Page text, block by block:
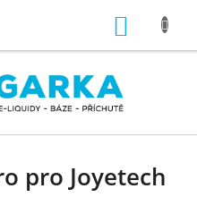
pro Joyetech